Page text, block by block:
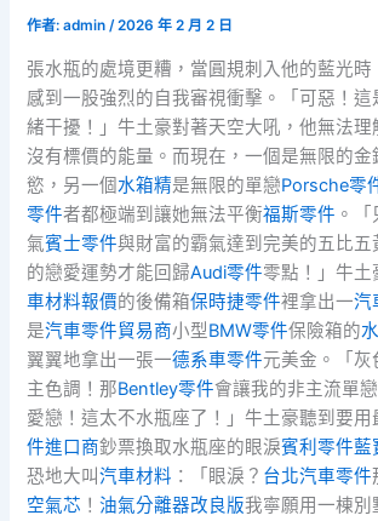
作者:admin/2026 年 2 月 2 日
張水瓶的處境更糟，當圓規刺入他的藍光時
感到一股強烈的自我審視衝擊。「可惡！這
緒干擾！」牛土豪對著天空大吼，他無法理
沒有標價的能量。而現在，一個是無限的金
慾，另一個水箱精是無限的單戀Porsche零
零件者都極端到讓她無法平衡福斯零件 。
氣賓士零件與財富的霸氣達到完美的五比五
的戀愛運勢才能回歸Audi零件零點！」牛
車材料報價的後備箱保時捷零件裡拿出一汽
是汽車零件貿易商小型BMW零件保險箱的
翼翼地拿出一張一德系車零件元美金。「灰
主色調！那Bentley零件會讓我的非主流單
愛戀！這太不水瓶座了！」牛土豪聽到要用
件進口商鈔票換取水瓶座的眼淚賓利零件藍
恐地大叫汽車材料 ：「眼淚？ 台北汽車零件
空氣芯 ！油氣分離器改良版我寧願用一棟別